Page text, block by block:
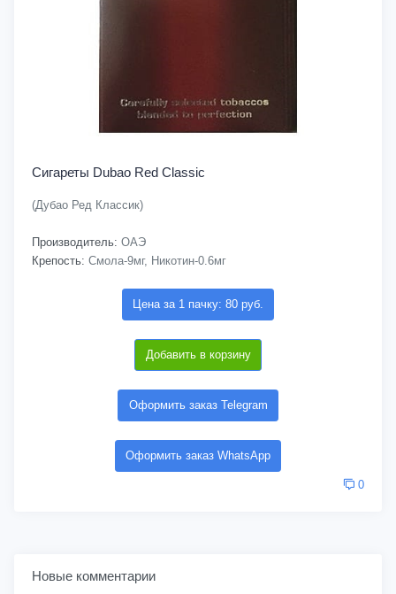
Сигареты Dubao Red Classic
(Дубао Ред Классик)
Производитель: ОАЭ
Крепость: Смола-9мг, Никотин-0.6мг
Цена за 1 пачку: 80 руб.
Добавить в корзину
Оформить заказ Telegram
Оформить заказ WhatsApp
0
Новые комментарии